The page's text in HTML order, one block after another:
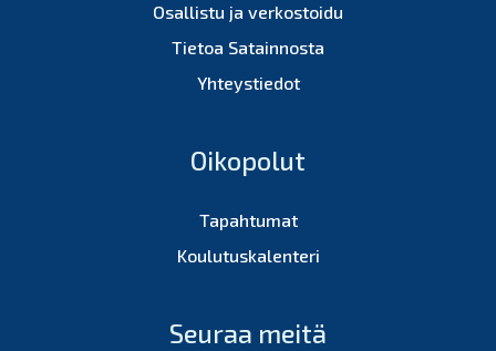
Osallistu ja verkostoidu
Tietoa Satainnosta
Yhteystiedot
Oikopolut
Tapahtumat
Koulutuskalenteri
Seuraa meitä